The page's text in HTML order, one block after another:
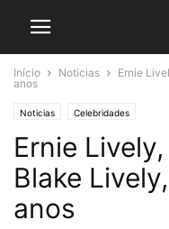
Início Noticias
Ernie
anos
Noticias Celebridades
Ernie
Blake
anos